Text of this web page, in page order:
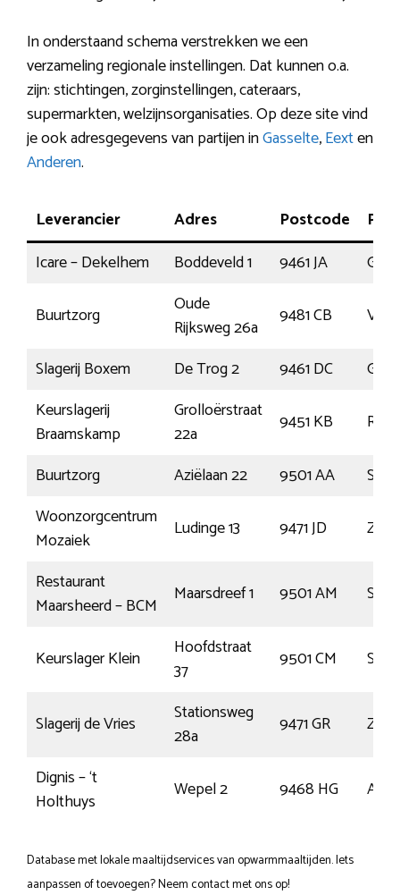
In onderstaand schema verstrekken we een
verzameling regionale instellingen. Dat kunnen o.a.
zijn: stichtingen, zorginstellingen, cateraars,
supermarkten, welzijnsorganisaties. Op deze site vind
je ook adresgegevens van partijen inGasselte,Eexten
Anderen.
Leverancier Adres Postcode
Icare – Dekelhem
Boddeveld 1 9461 JA
Buurtzorg
Oude
Rijksweg 26a
9481 CB
Vries
Slagerij Boxem
De Trog 2 9461 DC
Keurslagerij
Braamskamp
Grolloërstraat
22a
9451 KB
Buurtzorg
Aziëlaan 22 9501 AA
Woonzorgcentrum
Mozaiek
Ludinge 13 9471 JD
Restaurant
Maarsheerd – BCM
Maarsdreef 1 9501 AM
Keurslager Klein
Hoofdstraat
37
9501 CM
Slagerij de Vries
Stationsweg
28a
9471 GR
Dignis – ‘t
Holthuys
Wepel 2 9468 HG
Database met lokale maaltijdservices van opwarmmaaltijden. Iets
aanpassen of toevoegen? Neem contact met ons op!